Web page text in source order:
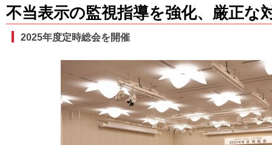
不当表示の監視指導を強化、厳正な
2025年度定時総会を開催